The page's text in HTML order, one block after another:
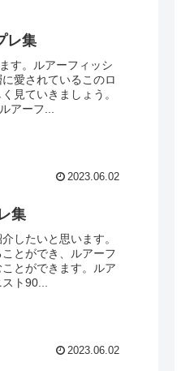
レ集
す。ルアーフィッシ
愛されているこのロ
見ていきましょう。
アーフ...
2023.06.02
集
したいと思います。
とができ、ルアーフ
とができます。ルア
ト90...
2023.06.02